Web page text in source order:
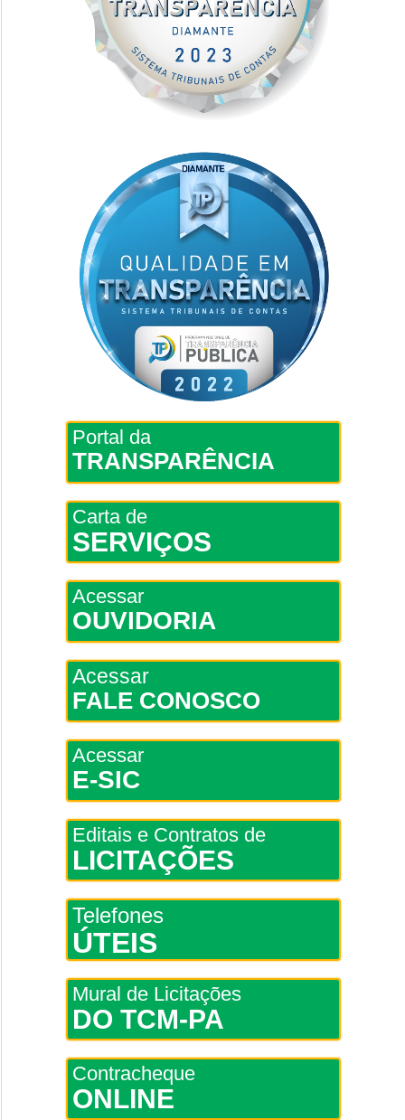
Portal da
TRANSPARÊNCIA
Carta de
SERVIÇOS
Acessar
OUVIDORIA
Acessar
FALE CONOSCO
Acessar
E-SIC
Editais e Contratos de
LICITAÇÕES
Telefones
ÚTEIS
Mural de Licitações
DO TCM-PA
Contracheque
ONLINE